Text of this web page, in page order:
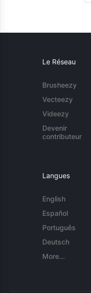
Le Réseau
Brusheezy
Vecteezy
Videezy
Devenir
contributeur
Langues
English
Español
Português
Deutsch
More...